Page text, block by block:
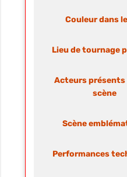
Couleur dans
Lieu de tournage
Acteurs présents
scène
Scène
Performances